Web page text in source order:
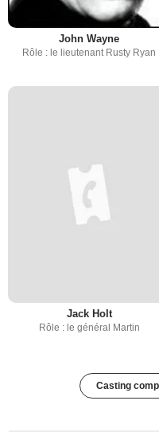
John Wayne
Rôle : le lieutenant Rusty Ryan
Jack Holt
Rôle : le général Martin
Casting